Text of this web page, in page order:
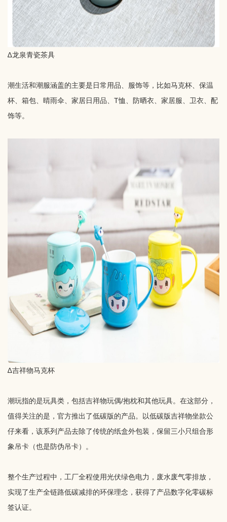
∆龙泉青瓷茶具
潮生活和潮服涵盖的主要是日常用品、服饰等，比如马克杯、保温
杯、箱包、晴雨伞、家居日用品、T恤、防晒衣、家居服、卫衣、配
饰等。
∆吉祥物马克杯
潮玩指的是玩具类，包括吉祥物玩偶/抱枕和其他玩具。在这部分，
值得关注的是，官方推出了低碳版的产品。以低碳版吉祥物坐款公
仔来看，该系列产品去除了传统的纸盒外包装，保留三小只组合形
象吊卡（也是防伪吊卡）。
整个生产过程中，工厂全程使用光伏绿色电力，废水废气零排放，
实现了生产全链路低碳减排的环保理念，获得了产品数字化零碳标
签认证。